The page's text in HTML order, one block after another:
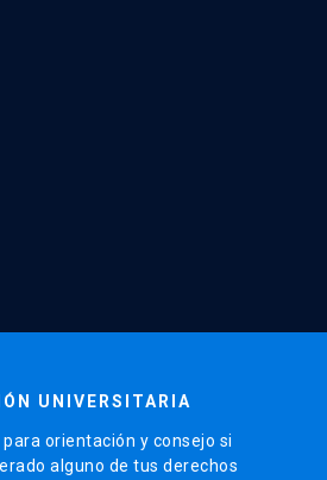
UNIVERSITARIA
orientación y consejo si
alguno de tus derechos